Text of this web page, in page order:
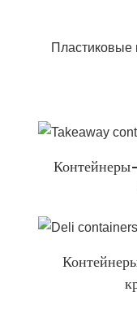
Пластиковые